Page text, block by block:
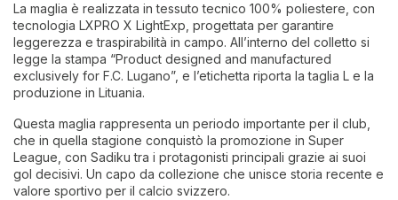
La maglia è realizzata in tessuto tecnico 100% poliestere, con
tecnologia LXPRO X LightExp, progettata per garantire
leggerezza e traspirabilità in campo. All’interno del colletto si
legge la stampa “Product designed and manufactured
exclusively for F.C. Lugano”, e l’etichetta riporta la taglia L e la
produzione in Lituania.
Questa maglia rappresenta un periodo importante per il club,
che in quella stagione conquistò la promozione in Super
League, con Sadiku tra i protagonisti principali grazie ai suoi
gol decisivi. Un capo da collezione che unisce storia recente e
valore sportivo per il calcio svizzero.